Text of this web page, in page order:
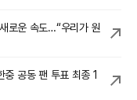
로운 속도…“우리가 원
공동 팬 투표 최종 1